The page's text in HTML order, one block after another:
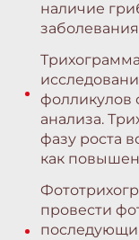
наличие
фолликулов
анализа.
фазу роста
как
провести